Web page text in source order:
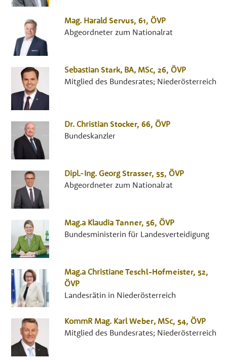
Mag. Harald Servus, 61, ÖVP
Abgeordneter zum Nationalrat
Sebastian Stark, BA, MSc, 26, ÖVP
Mitglied des Bundesrates; Niederösterreich
Dr. Christian Stocker, 66, ÖVP
Bundeskanzler
Dipl.-Ing. Georg Strasser, 55, ÖVP
Abgeordneter zum Nationalrat
Mag.a Klaudia Tanner, 56, ÖVP
Bundesministerin für Landesverteidigung
Mag.a Christiane Teschl-Hofmeister, 52,
ÖVP
Landesrätin in Niederösterreich
KommR Mag. Karl Weber, MSc, 54, ÖVP
Mitglied des Bundesrates; Niederösterreich